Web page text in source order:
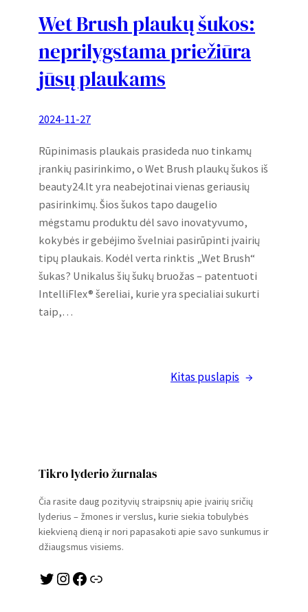
Wet Brush plaukų šukos:
neprilygstama priežiūra
jūsų plaukams
2024-11-27
Rūpinimasis plaukais prasideda nuo tinkamų
įrankių pasirinkimo, o Wet Brush plaukų šukos iš
beauty24.lt yra neabejotinai vienas geriausių
pasirinkimų. Šios šukos tapo daugelio
mėgstamu produktu dėl savo inovatyvumo,
kokybės ir gebėjimo švelniai pasirūpinti įvairių
tipų plaukais. Kodėl verta rinktis „Wet Brush“
šukas? Unikalus šių šukų bruožas – patentuoti
IntelliFlex® šereliai, kurie yra specialiai sukurti
taip,…
Kitas puslapis →
Tikro lyderio žurnalas
Čia rasite daug pozityvių straipsnių apie įvairių sričių
lyderius – žmones ir verslus, kurie siekia tobulybės
kiekvieną dieną ir nori papasakoti apie savo sunkumus ir
džiaugsmus visiems.
Twitter Instagram Facebook Link